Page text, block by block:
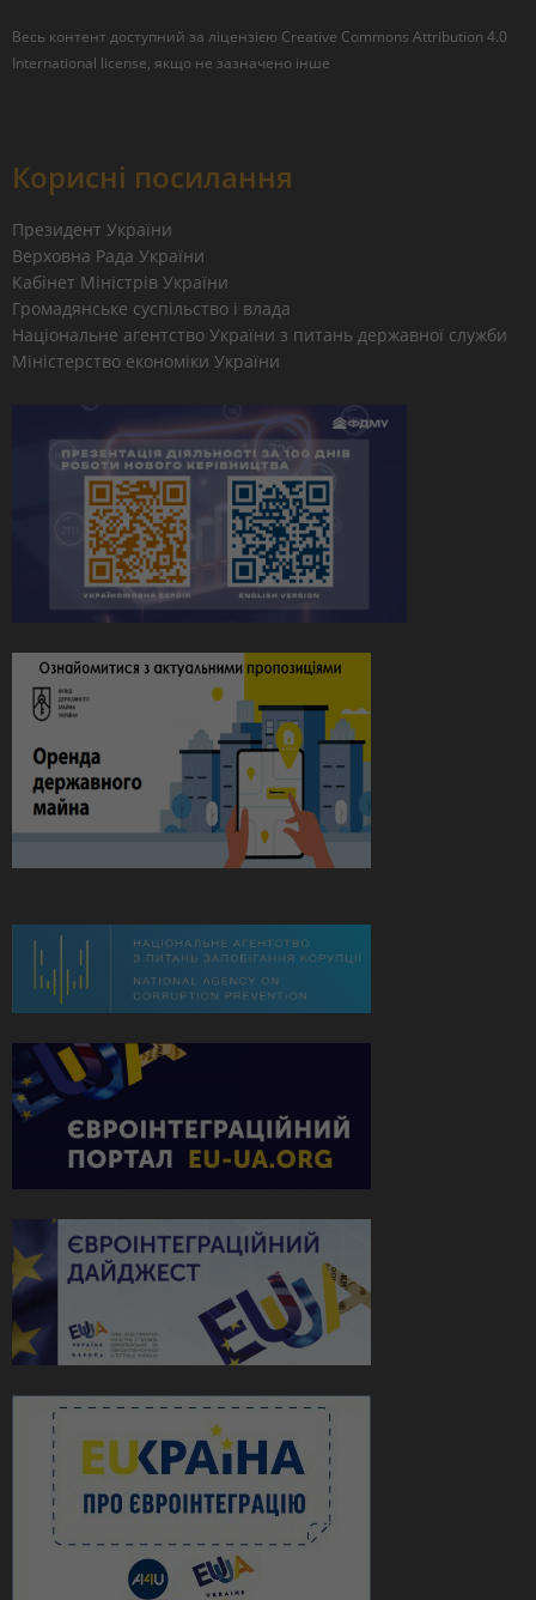
Весь контент доступний за ліцензією Creative Commons Attribution 4.0
International license, якщо не зазначено інше
Корисні посилання
Президент України
Верховна Рада України
Кабінет Міністрів України
Громадянське суспільство і влада
Національне агентство України з питань державної служби
Міністерство економіки України